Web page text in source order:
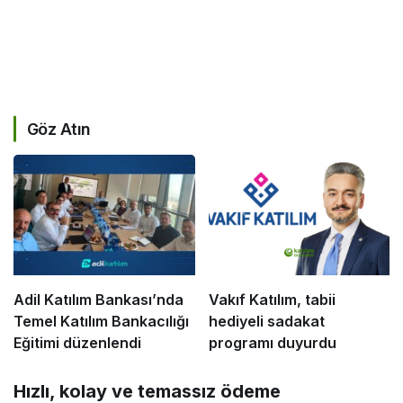
Göz Atın
Adil Katılım Bankası’nda
Temel Katılım Bankacılığı
Eğitimi düzenlendi
Vakıf Katılım, tabii
hediyeli sadakat
programı duyurdu
Hızlı, kolay ve temassız ödeme